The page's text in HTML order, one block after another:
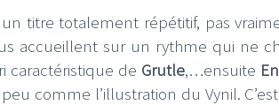
titre totalement répétitif, pas
accueillent sur un rythme qui ne
caractéristique de Grutle,…ensuite
comme l’illustration du Vynil.